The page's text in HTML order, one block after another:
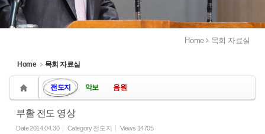
Home 목회 자료실
Home 목회 자료실
전도지 악보 음원
부활 전도 영상
Date2014.04.30 Category 전도지 Views 14705